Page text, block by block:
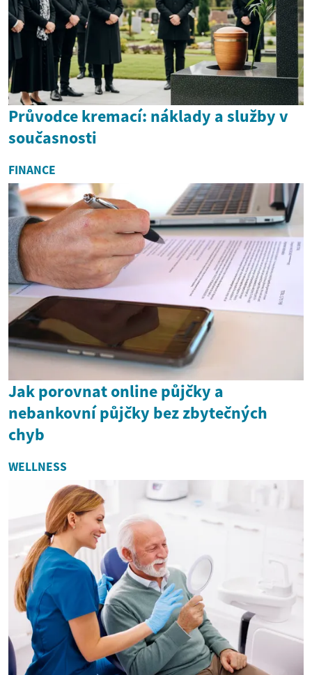
Průvodce kremací: náklady a služby v
současnosti
FINANCE
Jak porovnat online půjčky a
nebankovní půjčky bez zbytečných
chyb
WELLNESS